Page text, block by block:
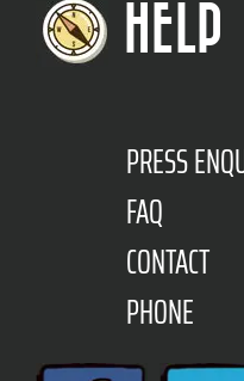
HELP
PRESS
FAQ
CONTACT
PHONE